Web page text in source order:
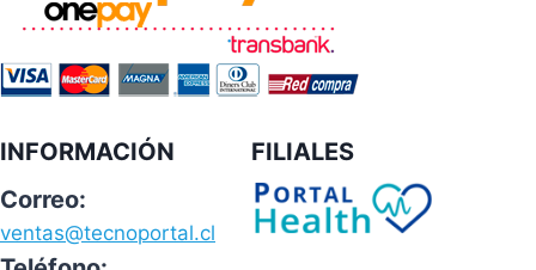
INFORMACIÓN
Correo:
ventas@tecnoportal.cl
FILIALES